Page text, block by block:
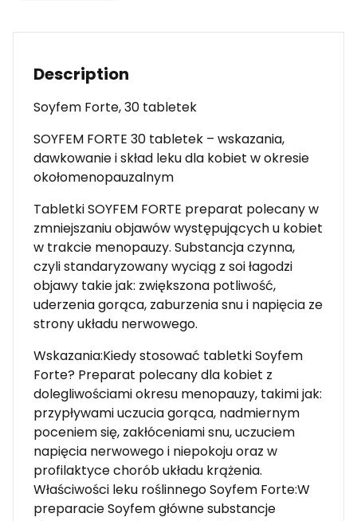
Description
Soyfem Forte, 30 tabletek
SOYFEM FORTE 30 tabletek – wskazania,
dawkowanie i skład leku dla kobiet w okresie
okołomenopauzalnym
Tabletki SOYFEM FORTE preparat polecany w
zmniejszaniu objawów występujących u kobiet
w trakcie menopauzy. Substancja czynna,
czyli standaryzowany wyciąg z soi łagodzi
objawy takie jak: zwiększona potliwość,
uderzenia gorąca, zaburzenia snu i napięcia ze
strony układu nerwowego.
Wskazania:Kiedy stosować tabletki Soyfem
Forte? Preparat polecany dla kobiet z
dolegliwościami okresu menopauzy, takimi jak:
przypływami uczucia gorąca, nadmiernym
poceniem się, zakłóceniami snu, uczuciem
napięcia nerwowego i niepokoju oraz w
profilaktyce chorób układu krążenia.
Właściwości leku roślinnego Soyfem Forte:W
preparacie Soyfem główne substancje